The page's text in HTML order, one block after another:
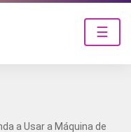
☰
a Usar a Máquina de